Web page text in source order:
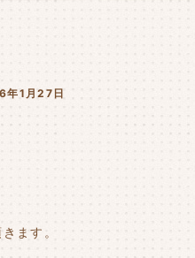
年1月27日
ます。